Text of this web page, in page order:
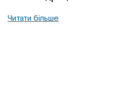
Читати більше